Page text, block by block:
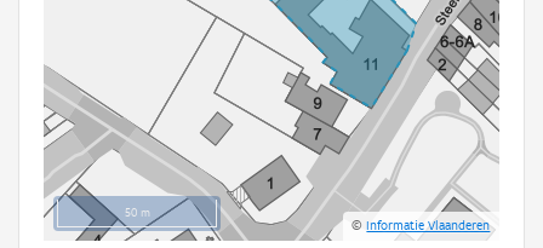
50 m
©Informatie Vlaanderen